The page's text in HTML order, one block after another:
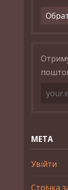
Архіви
МЕТА
Увійти
Стрічка